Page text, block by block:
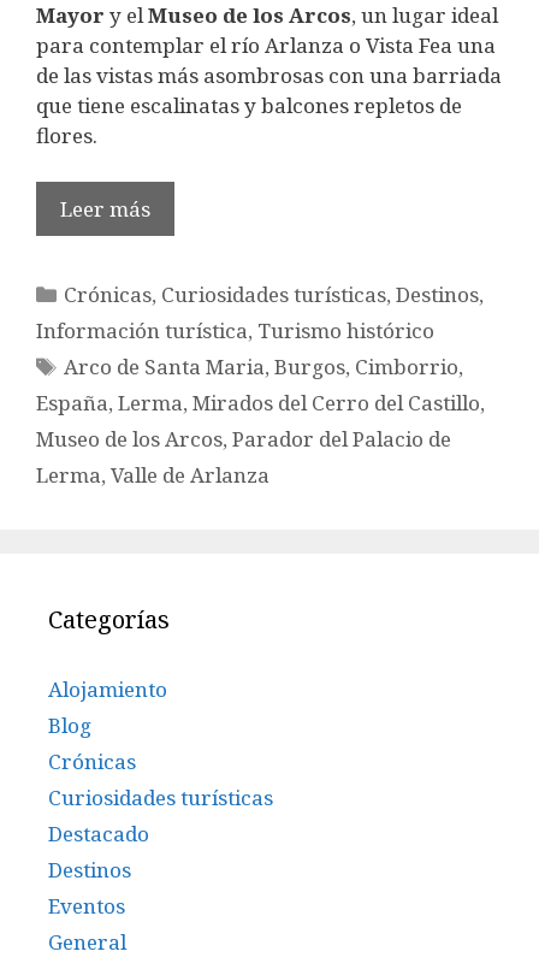
Mayor y elMuseo de los Arcos, un lugar ideal
para contemplar el río Arlanza o Vista Fea una
de las vistas más asombrosas con una barriada
que tiene escalinatas y balcones repletos de
flores.
Leer más
Categorías
Crónicas, Curiosidades turísticas,Destinos,
Información turística, Turismo histórico
Etiquetas
Arco de Santa Maria,Burgos, Cimborrio,
España, Lerma, Mirados del Cerro del Castillo,
Museo de los Arcos, Parador del Palacio de
Lerma, Valle de Arlanza
Categorías
Alojamiento
Blog
Crónicas
Curiosidades turísticas
Destacado
Destinos
Eventos
General